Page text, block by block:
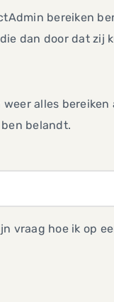
bereiken
dan door dat zij
alles
belandt.
vraag hoe ik op